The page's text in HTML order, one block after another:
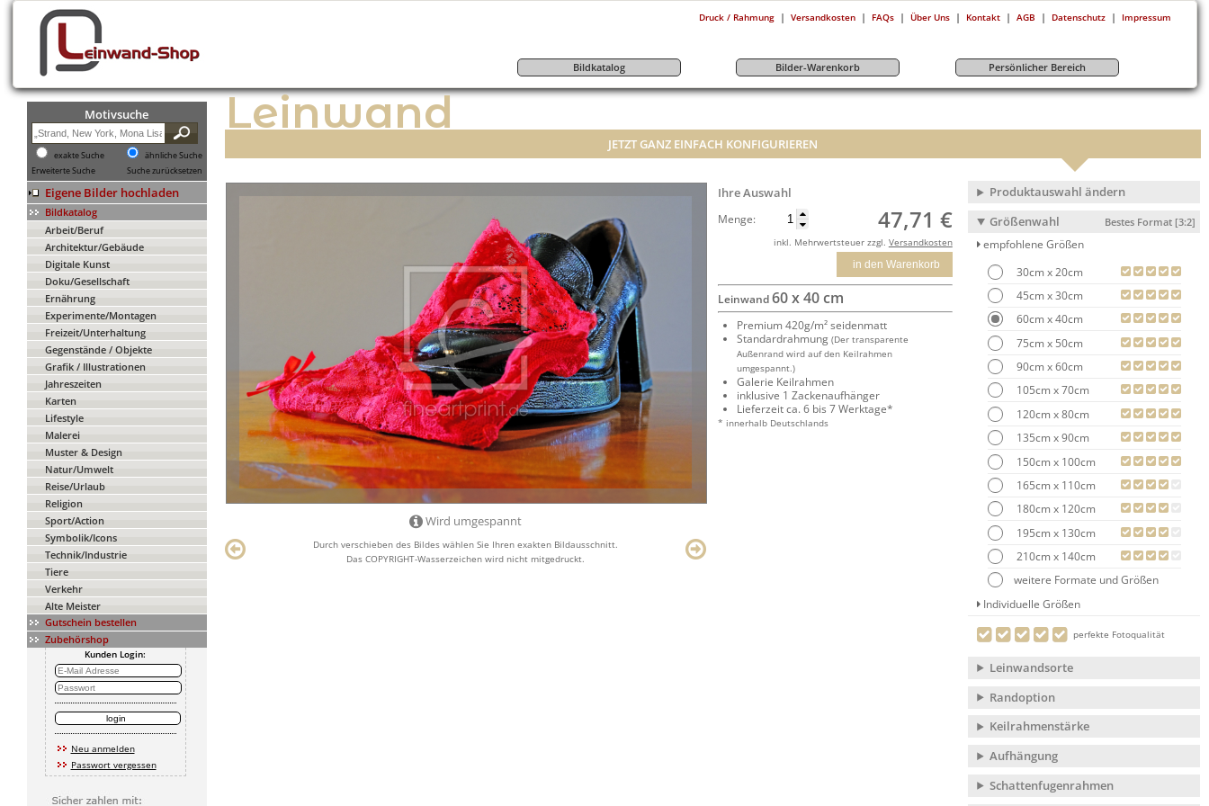
Druck / Rahmung | Versandkosten | FAQs | Über Uns | Kontakt | AGB | Datenschutz | Impressum
Bildkatalog Bilder-Warenkorb Persönlicher Bereich
Motivsuche
exakte Suche
ähnliche Suche
Erweiterte Suche
Suche zurücksetzen
Eigene Bilder hochladen
Bildkatalog
Arbeit/Beruf
Architektur/Gebäude
Digitale Kunst
Doku/Gesellschaft
Ernährung
Experimente/Montagen
Freizeit/Unterhaltung
Gegenstände / Objekte
Grafik / Illustrationen
Jahreszeiten
Karten
Lifestyle
Malerei
Muster & Design
Natur/Umwelt
Reise/Urlaub
Religion
Sport/Action
Symbolik/Icons
Technik/Industrie
Tiere
Verkehr
Alte Meister
Gutschein bestellen
Zubehörshop
Kunden Login:
Neu anmelden
Passwort vergessen
Leinwand
JETZT GANZ EINFACH KONFIGURIEREN
Wird umgespannt
Durch verschieben des Bildes wählen Sie Ihren exakten Bildausschnitt.
Das COPYRIGHT-Wasserzeichen wird nicht mitgedruckt.
Ihre Auswahl
Menge: 47,71 €
inkl. Mehrwertsteuer zzgl. Versandkosten
in den Warenkorb
Leinwand60 x 40 cm
Premium 420g/m² seidenmatt
Standardrahmung (Der transparente
Außenrand wird auf den Keilrahmen
umgespannt.)
Galerie Keilrahmen
inklusive 1 Zackenaufhänger
Lieferzeit ca. 6 bis 7 Werktage*
* innerhalb Deutschlands
Produktauswahl ändern
Größenwahl
Bestes Format [3:2]
empfohlene Größen
30cm x 20cm
45cm x 30cm
60cm x 40cm
75cm x 50cm
90cm x 60cm
105cm x 70cm
120cm x 80cm
135cm x 90cm
150cm x 100cm
165cm x 110cm
180cm x 120cm
195cm x 130cm
210cm x 140cm
weitere Formate und Größen
Individuelle Größen
perfekte Fotoqualität
Leinwandsorte
Randoption
Keilrahmenstärke
Aufhängung
Schattenfugenrahmen